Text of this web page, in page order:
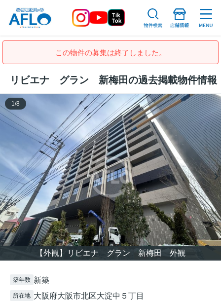
この物件の募集は終了しました。
リビエナ グラン 新梅田の過去掲載物件情報
【外観】リビエナ グラン 新梅田 外観
1 /8
築年数 新築
所在地 大阪府大阪市北区大淀中５丁目